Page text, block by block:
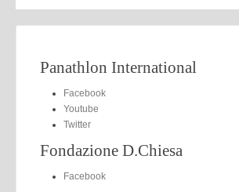
Panathlon International
Facebook
Youtube
Twitter
Fondazione D.Chiesa
Facebook